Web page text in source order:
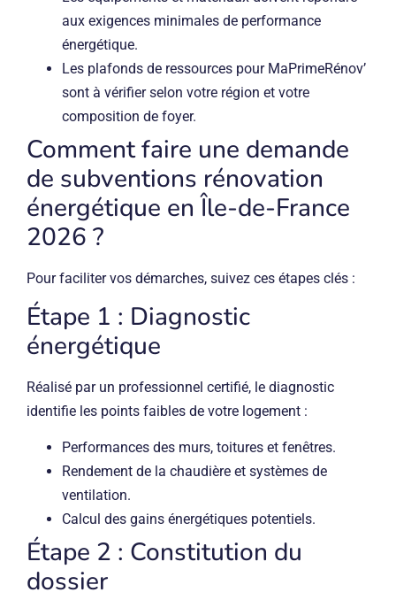
aux exigences minimales de performance
énergétique.
Les plafonds de ressources pour MaPrimeRénov’
sont à vérifier selon votre région et votre
composition de foyer.
Comment faire une demande
de subventions rénovation
énergétique en Île-de-France
2026 ?
Pour faciliter vos démarches, suivez ces étapes clés :
Étape 1 : Diagnostic
énergétique
Réalisé par un professionnel certifié, le diagnostic
identifie les points faibles de votre logement :
Performances des murs, toitures et fenêtres.
Rendement de la chaudière et systèmes de
ventilation.
Calcul des gains énergétiques potentiels.
Étape 2 : Constitution du
dossier